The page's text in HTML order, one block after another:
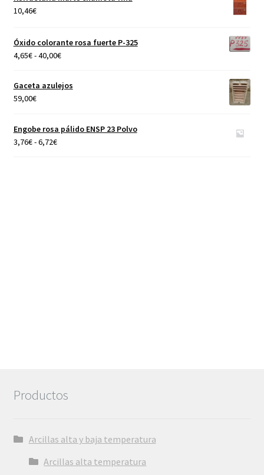
40,00€
10,46€
Óxido colorante rosa fuerte P-325
4,65€-40,00€Rango
precios:
desde
40,00€
Gaceta azulejos
59,00€
Engobe rosa pálido ENSP 23 Polvo
3,76€-6,72€Rango
Productos
Arcillas alta y baja temperatura
Arcillas alta temperatura